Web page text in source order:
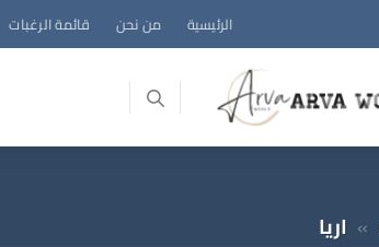
الرئيسية من نحن قائمة الرغبات
» اريا